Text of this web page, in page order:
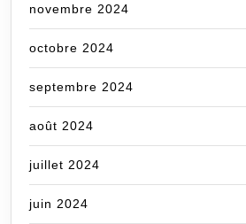
novembre 2024
octobre 2024
septembre 2024
août 2024
juillet 2024
juin 2024